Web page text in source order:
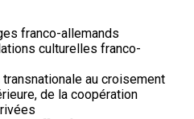
franco-allemands
culturelles franco-
au croisement
de la coopération